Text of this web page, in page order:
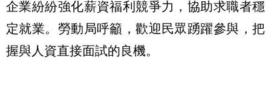
企業紛紛強化薪資福利競爭力，協助求職者穩
定就業。勞動局呼籲，歡迎民眾踴躍參與，把
握與人資直接面試的良機。